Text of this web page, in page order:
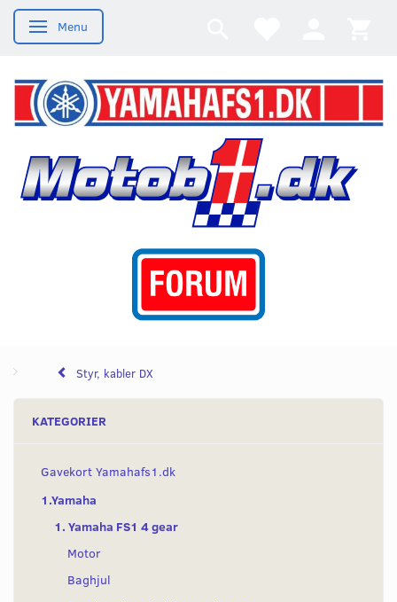
Skifte navigation
Menu
Styr, kabler DX
KATEGORIER
Gavekort Yamahafs1.dk
1.Yamaha
1. Yamaha FS1 4 gear
Motor
Baghjul